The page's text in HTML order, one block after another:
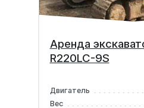
Аренда
R220LC-9S
Двигатель
Вес